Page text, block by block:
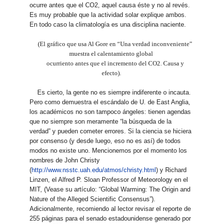
ocurre antes que el CO2, aquel causa éste y no al revés.
Es muy probable que la actividad solar explique ambos.
En todo caso la climatología es una disciplina naciente.
(El gráfico que usa Al Gore en “Una verdad inconveniente”
muestra el calentamiento global
ocurriento antes que el incremento del CO2. Causa y
efecto).
Es cierto, la gente no es siempre indiferente o incauta.
Pero como demuestra el escándalo de U. de East Anglia,
los académicos no son tampoco ángeles: tienen agendas
que no siempre son meramente “la búsqueda de la
verdad” y pueden cometer errores. Si la ciencia se hiciera
por consenso (y desde luego, eso no es así) de todos
modos no existe uno. Mencionemos por el momento los
nombres de John Christy
(http://www.nsstc.uah.edu/atmos/christy.html) y Richard
Linzen, el Alfred P. Sloan Professor of Meteorology en el
MIT, (Vease su artículo: “Global Warming: The Origin and
Nature of the Alleged Scientific Consensus”).
Adicionalmente, recomiendo al lector revisar el reporte de
255 páginas para el senado estadounidense generado por